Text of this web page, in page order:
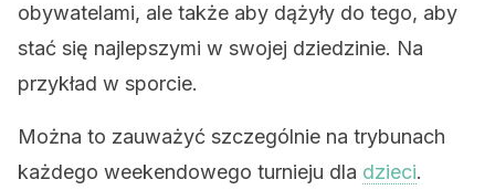
obywatelami, ale także aby dążyły do tego, aby
stać się najlepszymi w swojej dziedzinie. Na
przykład w sporcie.
Można to zauważyć szczególnie na trybunach
każdego weekendowego turnieju dla dzieci.